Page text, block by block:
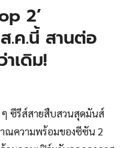
2’
.ค.นี้ สานต่อ
เดิม!
ซีรีส์สายสืบสวนสุดมันส์
ณความพร้อมของซีซัน 2